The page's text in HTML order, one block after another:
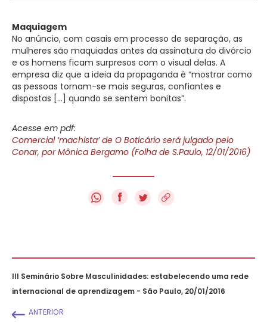
Maquiagem
No anúncio, com casais em processo de separação, as
mulheres são maquiadas antes da assinatura do divórcio
e os homens ficam surpresos com o visual delas. A
empresa diz que a ideia da propaganda é “mostrar como
as pessoas tornam-se mais seguras, confiantes e
dispostas […] quando se sentem bonitas”.
Acesse em pdf:
Comercial ‘machista’ de O Boticário será julgado pelo
Conar, por Mônica Bergamo (Folha de S.Paulo, 12/01/2016)
f
III Seminário Sobre Masculinidades: estabelecendo uma rede
internacional de aprendizagem - São Paulo, 20/01/2016
ANTERIOR